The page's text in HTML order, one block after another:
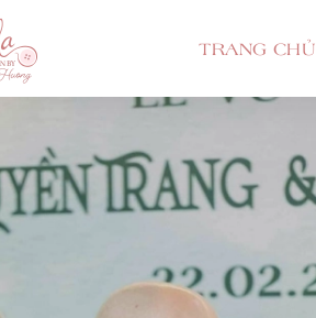
TRANG CHỦ